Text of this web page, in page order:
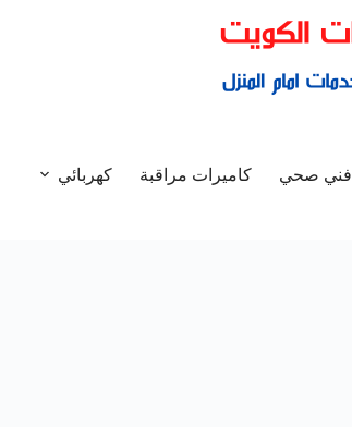
فني صحي كاميرات مراقبة كهربائي